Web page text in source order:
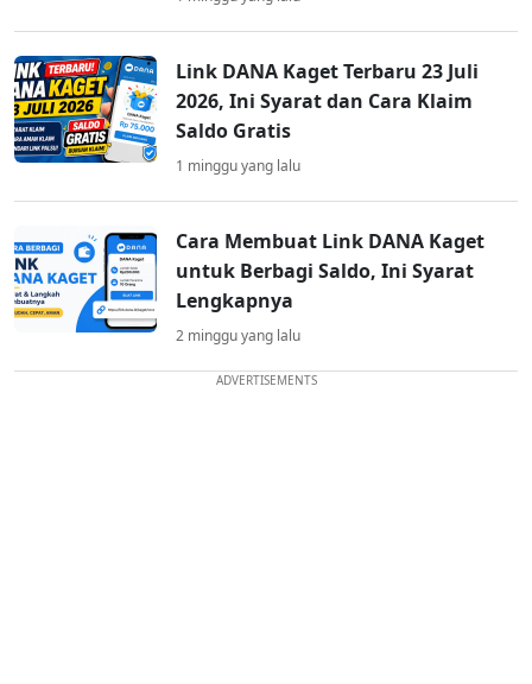
Link DANA Kaget Terbaru 23 Juli
2026, Ini Syarat dan Cara Klaim
Saldo Gratis
1 minggu yang lalu
Cara Membuat Link DANA Kaget
untuk Berbagi Saldo, Ini Syarat
Lengkapnya
2 minggu yang lalu
ADVERTISEMENTS